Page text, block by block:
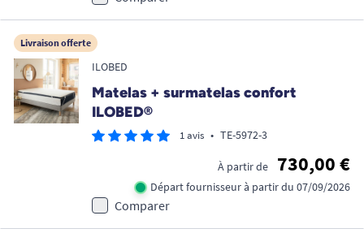
Livraison offerte
ILOBED
Matelas + surmatelas confort
ILOBED®
1 avis • TE-5972-3
À partir de 730,00 €
Départ fournisseur à partir du 07/09/2026
Comparer